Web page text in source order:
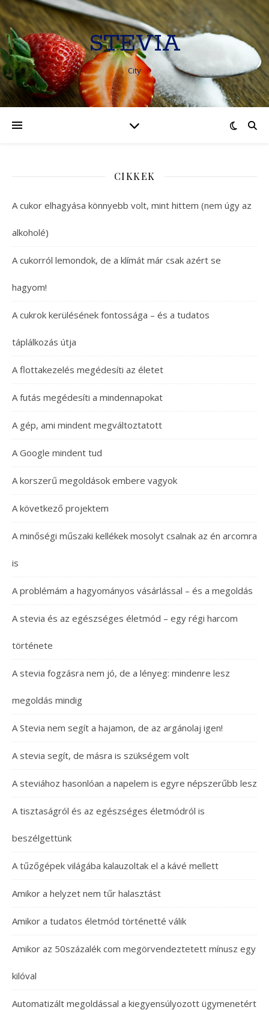
STEVIA
City
CIKKEK
A cukor elhagyása könnyebb volt, mint hittem (nem úgy az
alkoholé)
A cukorról lemondok, de a klímát már csak azért se
hagyom!
A cukrok kerülésének fontossága – és a tudatos
táplálkozás útja
A flottakezelés megédesíti az életet
A futás megédesíti a mindennapokat
A gép, ami mindent megváltoztatott
A Google mindent tud
A korszerű megoldások embere vagyok
A következő projektem
A minőségi műszaki kellékek mosolyt csalnak az én arcomra
is
A problémám a hagyományos vásárlással – és a megoldás
A stevia és az egészséges életmód – egy régi harcom
története
A stevia fogzásra nem jó, de a lényeg: mindenre lesz
megoldás mindig
A Stevia nem segít a hajamon, de az argánolaj igen!
A stevia segít, de másra is szükségem volt
A steviához hasonlóan a napelem is egyre népszerűbb lesz
A tisztaságról és az egészséges életmódról is
beszélgettünk
A tűzőgépek világába kalauzoltak el a kávé mellett
Amikor a helyzet nem tűr halasztást
Amikor a tudatos életmód történetté válik
Amikor az 50százalék com megörvendeztetett mínusz egy
kilóval
Automatizált megoldással a kiegyensúlyozott ügymenetért